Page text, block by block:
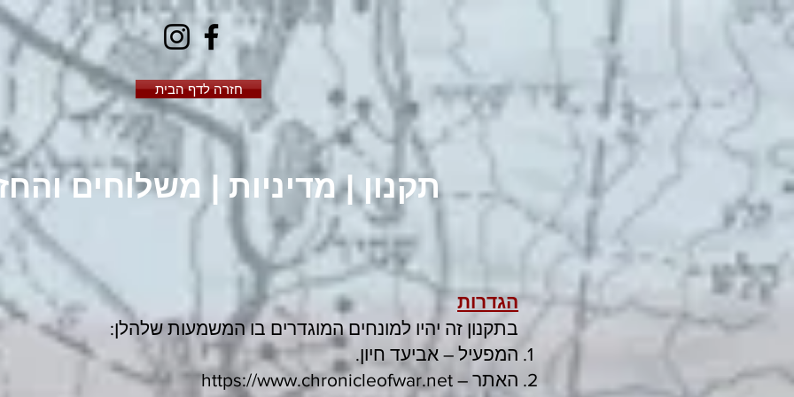
חזרה לדף הבית
תקנון | מדיניות | משלוחים
הגדרות
בתקנון זה יהיו למונחים המוגדרים בו המשמעות שלהלן:
המפעיל – אביעד חיון.
האתר – https://www.chronicleofwar.net